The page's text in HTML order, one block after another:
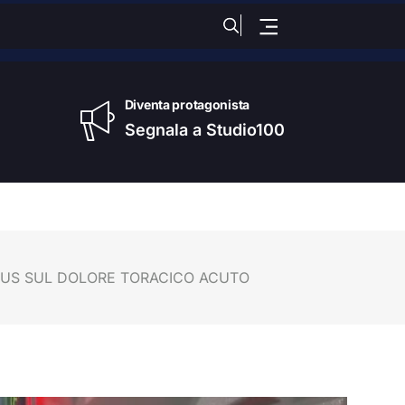
Diventa protagonista
Segnala a Studio100
SUL DOLORE TORACICO ACUTO